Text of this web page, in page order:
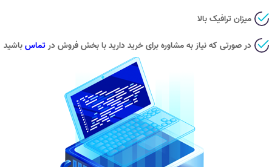
میزان ترافیک بالا
در صورتی که نیاز به مشاوره برای خرید دارید با بخش فروش درتماسباشید